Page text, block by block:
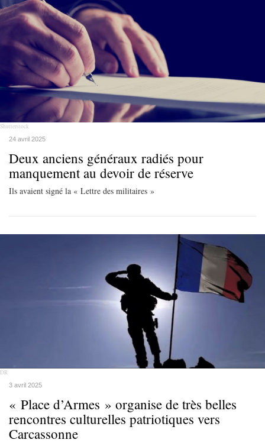
Shutterstock
24 avril 2025
Deux anciens généraux radiés pour
manquement au devoir de réserve
Ils avaient signé la « Lettre des militaires »
DR
3 avril 2025
« Place d’Armes » organise de très belles
rencontres culturelles patriotiques vers
Carcassonne